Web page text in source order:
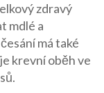
zdravý
mdlé a
má také
krevní oběh ve